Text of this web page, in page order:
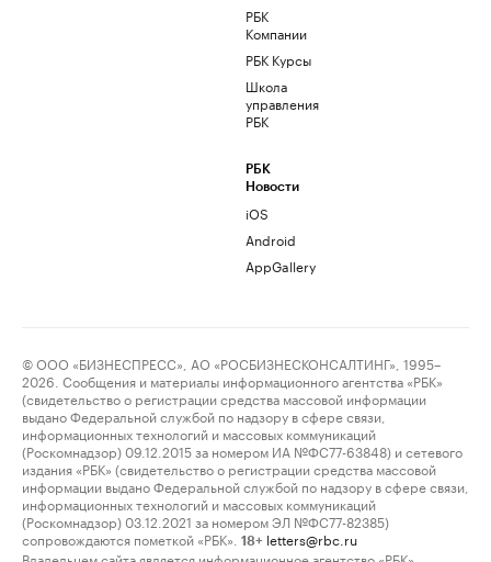
РБК
Компании
РБК Курсы
Школа
управления
РБК
РБК
Новости
iOS
Android
AppGallery
© ООО «БИЗНЕСПРЕСС», АО «РОСБИЗНЕСКОНСАЛТИНГ», 1995–
2026. Сообщения и материалы информационного агентства «РБК»
(свидетельство о регистрации средства массовой информации
выдано Федеральной службой по надзору в сфере связи,
информационных технологий и массовых коммуникаций
(Роскомнадзор) 09.12.2015 за номером ИА №ФС77-63848) и сетевого
издания «РБК» (свидетельство о регистрации средства массовой
информации выдано Федеральной службой по надзору в сфере связи,
информационных технологий и массовых коммуникаций
(Роскомнадзор) 03.12.2021 за номером ЭЛ №ФС77-82385)
сопровождаются пометкой «РБК».
18+ letters@rbc.ru